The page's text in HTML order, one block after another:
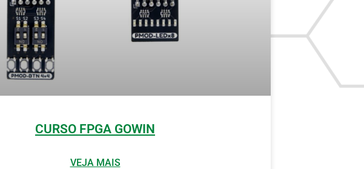
CURSO FPGA GOWIN
VEJA MAIS